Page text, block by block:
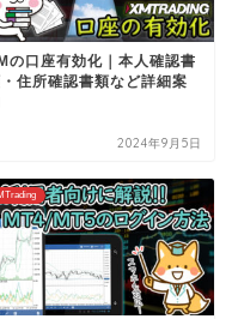
の口座有効化｜本人確認書
住所確認書類など詳細案
2024年9月5日